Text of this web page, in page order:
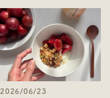
2026/06/23